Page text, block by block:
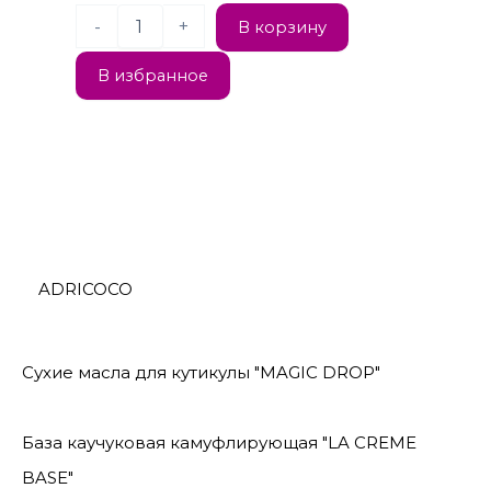
ADRICOCO
Сухие масла для кутикулы "MAGIC DROP"
База каучуковая камуфлирующая "LA CREME
BASE"
-
+ В корзину
В избранное